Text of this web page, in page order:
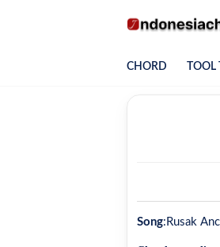
CHORD
Song: Rusak